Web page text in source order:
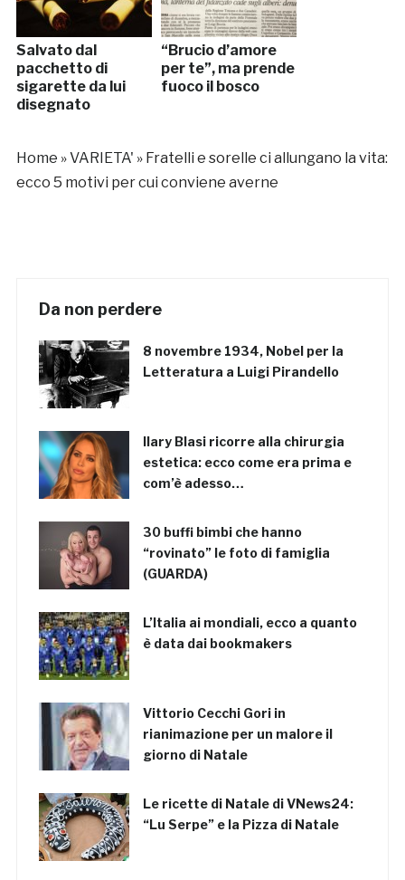
Salvato dal
pacchetto di
sigarette da lui
disegnato
“Brucio d’amore
per te”, ma prende
fuoco il bosco
Home »VARIETA' » Fratelli e sorelle ci allungano la vita:
ecco 5 motivi per cui conviene averne
Da non perdere
8 novembre 1934, Nobel per la
Letteratura a Luigi Pirandello
Ilary Blasi ricorre alla chirurgia
estetica: ecco come era prima e
com’è adesso…
30 buffi bimbi che hanno
“rovinato” le foto di famiglia
(GUARDA)
L’Italia ai mondiali, ecco a quanto
è data dai bookmakers
Vittorio Cecchi Gori in
rianimazione per un malore il
giorno di Natale
Le ricette di Natale di VNews24:
“Lu Serpe” e la Pizza di Natale